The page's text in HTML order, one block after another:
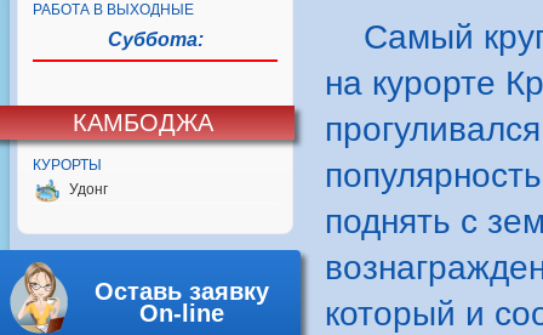
РАБОТА В ВЫХОДНЫЕ
Суббота:
КАМБОДЖА
КУРОРТЫ
Удонг
Оставь заявку
On-line
Самый
на курорте
поднять с
который и